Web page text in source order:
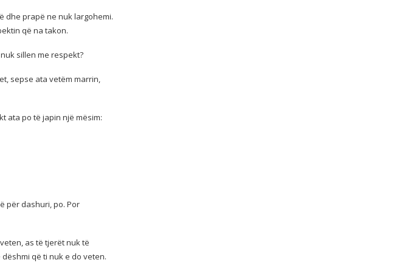
dhe prapë ne nuk largohemi.
që na takon.
sillen me respekt?
sepse ata vetëm marrin,
ata po të japin një mësim:
për dashuri, po. Por
as të tjerët nuk të
që ti nuk e do veten.